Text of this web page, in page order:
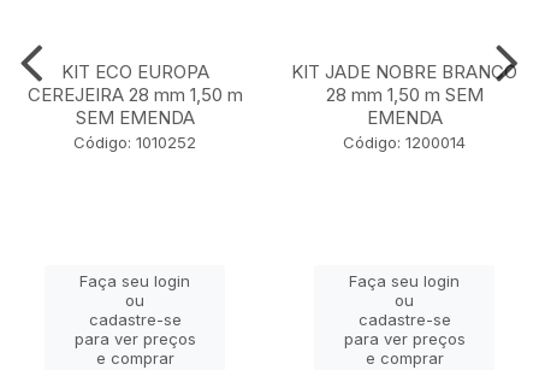
KIT ECO EUROPA
CEREJEIRA 28 mm 1,50 m
SEM EMENDA
Código: 1010252
Faça seu login
ou
cadastre-se
para ver preços
e comprar
KIT JADE NOBRE BRANCO
28 mm 1,50 m SEM
EMENDA
Código: 1200014
Faça seu login
ou
cadastre-se
para ver preços
e comprar